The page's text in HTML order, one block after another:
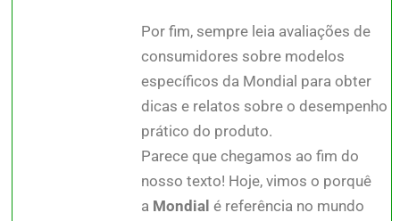
Por fim, sempre leia avaliações de
consumidores sobre modelos
específicos da Mondial para obter
dicas e relatos sobre o desempenho
prático do produto.
Parece que chegamos ao fim do
nosso texto! Hoje, vimos o porquê
a Mondial é referência no mundo